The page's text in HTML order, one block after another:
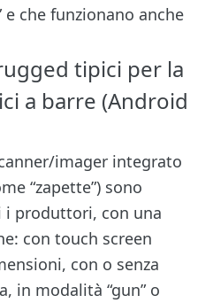
e che funzionano anche
tipici per la
a barre (Android
imager integrato
“zapette”) sono
produttori, con una
con touch screen
con o senza
in modalità “gun” o